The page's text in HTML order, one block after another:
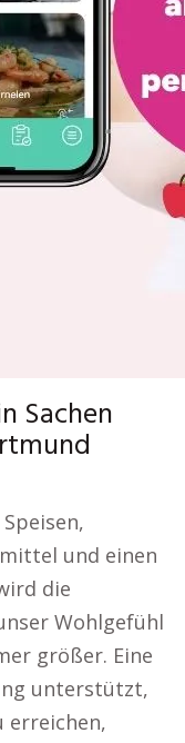
Sachen
und einen
die
Wohlgefühl
größer. Eine
unterstützt,
erreichen,